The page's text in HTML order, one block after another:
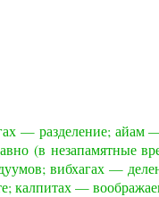
— разделение; айам
(в незапамятные
вибхагах —
калпитах —